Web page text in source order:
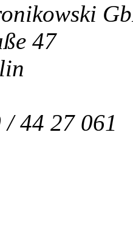
47
44 27 061